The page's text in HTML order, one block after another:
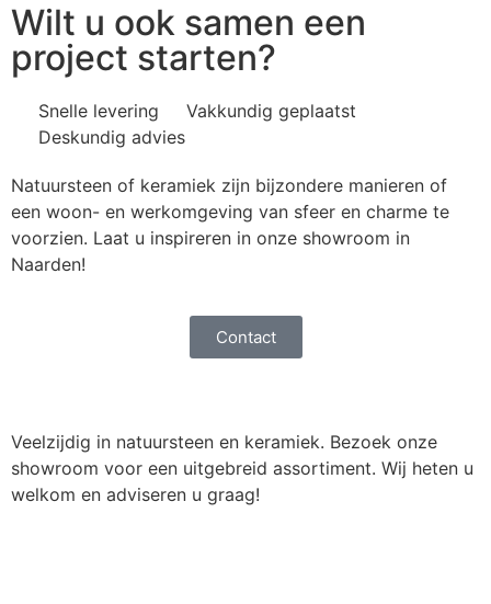
Wilt u ook samen een
project starten?
Snelle levering
Vakkundig geplaatst
Deskundig advies
Natuursteen of keramiek zijn bijzondere manieren of
een woon- en werkomgeving van sfeer en charme te
voorzien. Laat u inspireren in onze showroom in
Naarden!
Contact
Veelzijdig in natuursteen en keramiek. Bezoek onze
showroom voor een uitgebreid assortiment. Wij heten u
welkom en adviseren u graag!